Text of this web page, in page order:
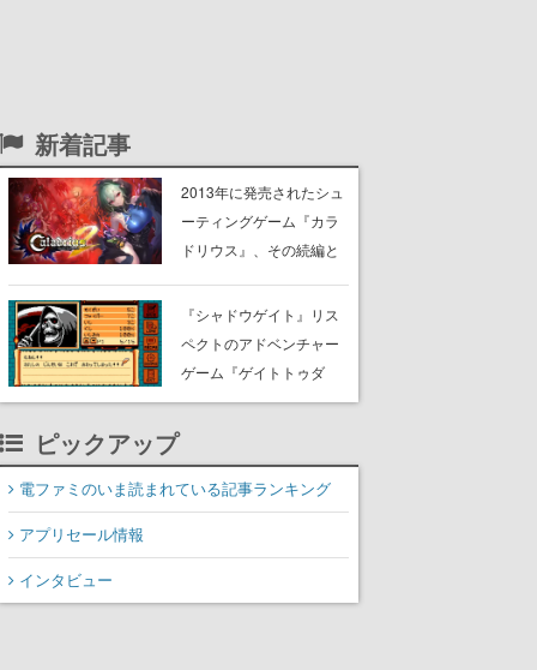
新着記事
2013年に発売されたシュ
ーティングゲーム『カラ
ドリウス』、その続編と
ークエレメント』が2026
年冬に発売決定。個性豊
かなキャラクターととも
『シャドウゲイト』リス
ペクトのアドベンチャー
ゲーム『ゲイトトゥダ
イ』がSteamにて無料公
ら生還を目指す
ピックアップ
電ファミのいま読まれている記事ランキング
アプリセール情報
インタビュー